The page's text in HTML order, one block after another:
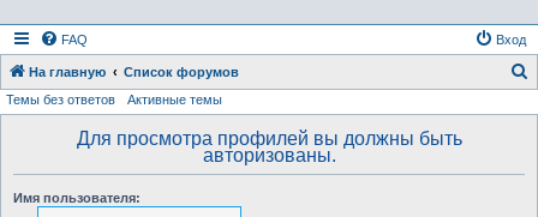
FAQ Вход
На главную Список форумов
Темы без ответов Активные темы
Для просмотра профилей вы должны быть
авторизованы.
Имя пользователя: